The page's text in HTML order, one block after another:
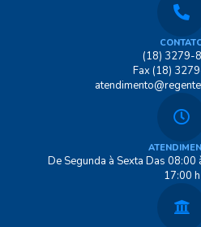
(18) 3279-
Fax (18)
De Segunda à Sexta Das
17:00 h